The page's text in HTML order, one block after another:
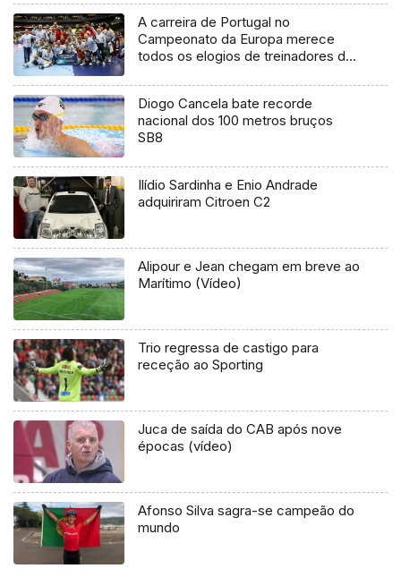
A carreira de Portugal no
Campeonato da Europa merece
todos os elogios de treinadores do
Diogo Cancela bate recorde
nacional dos 100 metros bruços
SB8
Ilídio Sardinha e Enio Andrade
adquiriram Citroen C2
Alipour e Jean chegam em breve ao
Marítimo (Vídeo)
Trio regressa de castigo para
receção ao Sporting
Juca de saída do CAB após nove
épocas (vídeo)
Afonso Silva sagra-se campeão do
mundo